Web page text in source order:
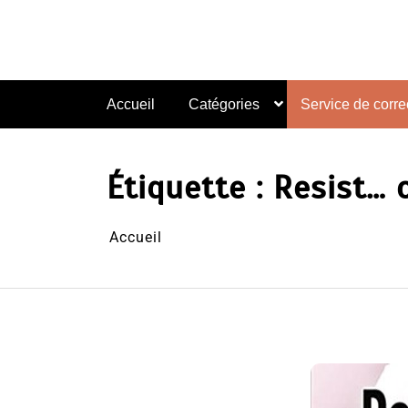
Accueil Catégories Service de
Étiquette : Resist…
Accueil